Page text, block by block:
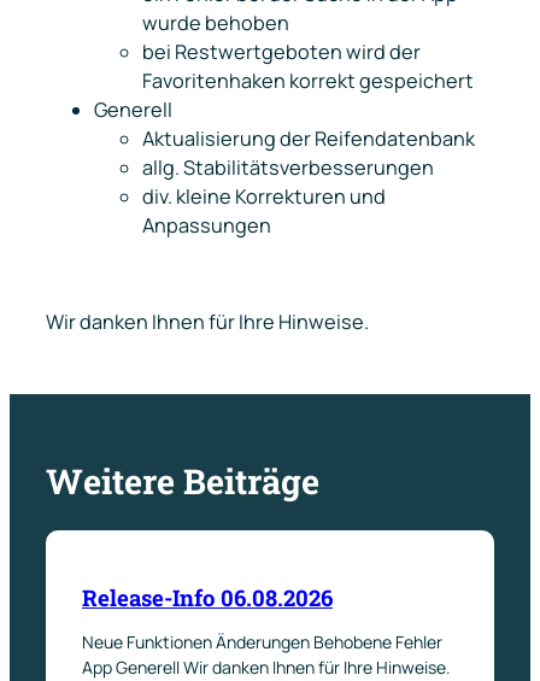
wurde behoben
bei Restwertgeboten wird der
Favoritenhaken korrekt gespeichert
Generell
Aktualisierung der Reifendatenbank
allg. Stabilitätsverbesserungen
div. kleine Korrekturen und
Anpassungen
Wir danken Ihnen für Ihre Hinweise.
Weitere Beiträge
Release-Info 06.08.2026
Neue Funktionen Änderungen Behobene Fehler
App Generell Wir danken Ihnen für Ihre Hinweise.